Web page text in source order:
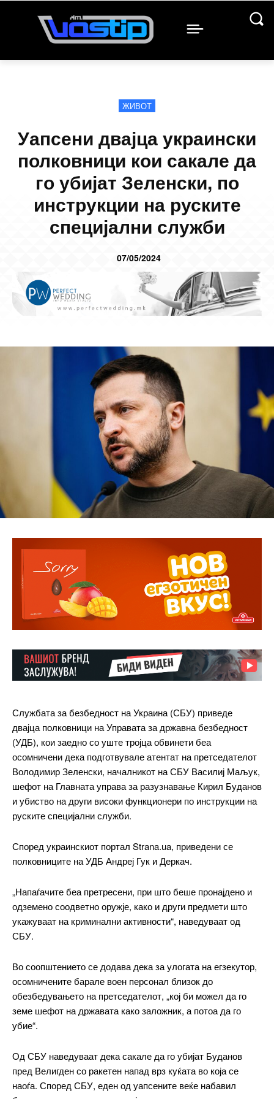
━ pricing plans
Free
бесплатно
ЖИВОТ
Уапсени двајца украински
полковници кои сакале да
го убијат Зеленски, по
инструкции на руските
специјални служби
07/05/2024
Службата за безбедност на Украина (СБУ) приведе
двајца полковници на Управата за државна безбедност
(УДБ), кои заедно со уште тројца обвинети беа
осомничени дека подготвувале атентат на претседателот
Володимир Зеленски, началникот на СБУ Василиј Маљук,
шефот на Главната управа за разузнавање Кирил Буданов
и убиство на други високи функционери по инструкции на
руските специјални служби.
Според украинскиот портал Strana.ua, приведени се
полковниците на УДБ Андреј Гук и Деркач.
„Напаѓачите беа претресени, при што беше пронајдено и
одземено соодветно оружје, како и други предмети што
укажуваат на криминални активности“, наведуваат од
СБУ.
Во соопштението се додава дека за улогата на егзекутор,
осомничените барале воен персонал близок до
обезбедувањето на претседателот, „кој би можел да го
земе шефот на државата како заложник, а потоа да го
убие“.
Од СБУ наведуваат дека сакале да го убијат Буданов
пред Велигден со ракетен напад врз куќата во која се
наоѓа. Според СБУ, еден од уапсените веќе набавил